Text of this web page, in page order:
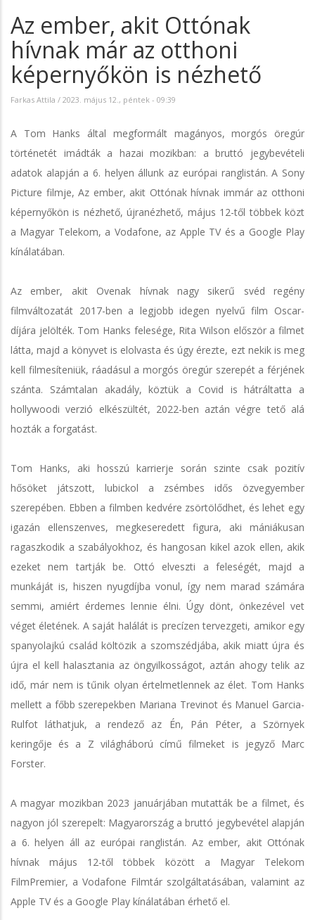
Az ember, akit Ottónak
hívnak már az otthoni
képernyőkön is nézhető
Farkas Attila / 2023. május 12., péntek - 09:39
A Tom Hanks által megformált magányos, morgós öregúr
történetét imádták a hazai mozikban: a bruttó jegybevételi
adatok alapján a 6. helyen állunk az európai ranglistán. A Sony
Picture filmje, Az ember, akit Ottónak hívnak immár az otthoni
képernyőkön is nézhető, újranézhető, május 12-től többek közt
a Magyar Telekom, a Vodafone, az Apple TV és a Google Play
kínálatában.
Az ember, akit Ovenak hívnak nagy sikerű svéd regény
filmváltozatát 2017-ben a legjobb idegen nyelvű film Oscar-
díjára jelölték. Tom Hanks felesége, Rita Wilson először a filmet
látta, majd a könyvet is elolvasta és úgy érezte, ezt nekik is meg
kell filmesíteniük, ráadásul a morgós öregúr szerepét a férjének
szánta. Számtalan akadály, köztük a Covid is hátráltatta a
hollywoodi verzió elkészültét, 2022-ben aztán végre tető alá
hozták a forgatást.
Tom Hanks, aki hosszú karrierje során szinte csak pozitív
hősöket játszott, lubickol a zsémbes idős özvegyember
szerepében. Ebben a filmben kedvére zsörtölődhet, és lehet egy
igazán ellenszenves, megkeseredett figura, aki mániákusan
ragaszkodik a szabályokhoz, és hangosan kikel azok ellen, akik
ezeket nem tartják be. Ottó elveszti a feleségét, majd a
munkáját is, hiszen nyugdíjba vonul, így nem marad számára
semmi, amiért érdemes lennie élni. Úgy dönt, önkezével vet
véget életének. A saját halálát is precízen tervezgeti, amikor egy
spanyolajkú család költözik a szomszédjába, akik miatt újra és
újra el kell halasztania az öngyilkosságot, aztán ahogy telik az
idő, már nem is tűnik olyan értelmetlennek az élet. Tom Hanks
mellett a főbb szerepekben Mariana Trevinot és Manuel Garcia-
Rulfot láthatjuk, a rendező az Én, Pán Péter, a Szörnyek
keringője és a Z világháború című filmeket is jegyző Marc
Forster.
A magyar mozikban 2023 januárjában mutatták be a filmet, és
nagyon jól szerepelt: Magyarország a bruttó jegybevétel alapján
a 6. helyen áll az európai ranglistán. Az ember, akit Ottónak
hívnak május 12-től többek között a Magyar Telekom
FilmPremier, a Vodafone Filmtár szolgáltatásában, valamint az
Apple TV és a Google Play kínálatában érhető el.